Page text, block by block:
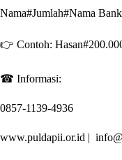
Nama#Jumlah#Nama Bank
👉 Contoh:
☎ Informasi:
0857-1139-4936
www.puldapii.or.id |